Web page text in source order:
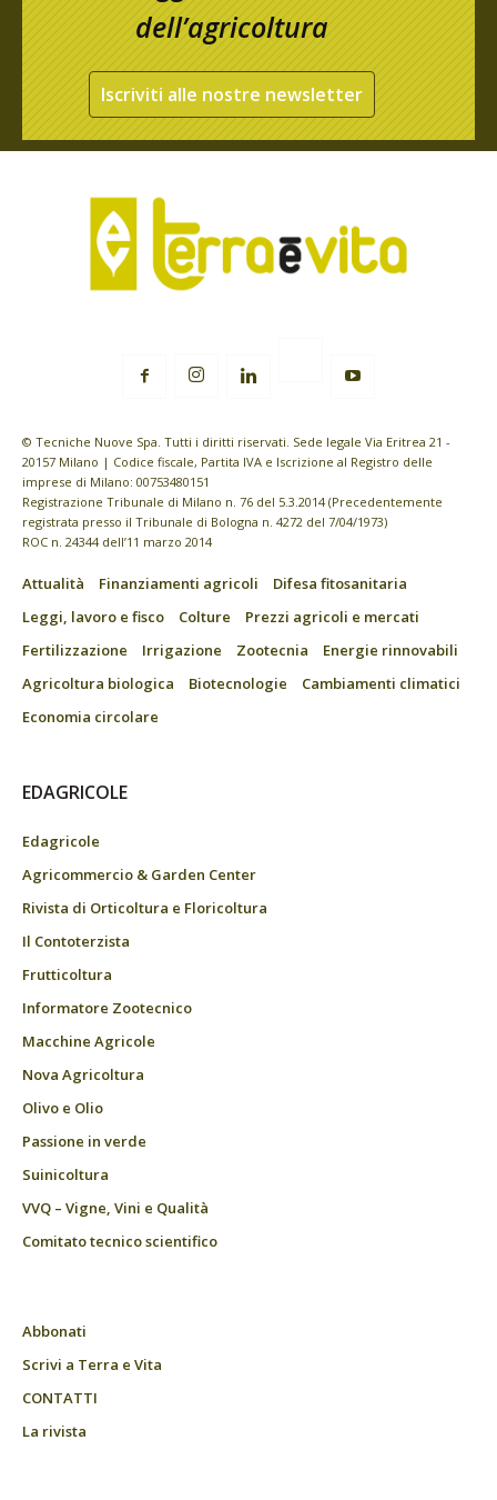
dell’agricoltura
Iscriviti alle nostre newsletter
© Tecniche Nuove Spa. Tutti i diritti riservati. Sede legale Via Eritrea 21 -
20157 Milano | Codice fiscale, Partita IVA e Iscrizione al Registro delle
imprese di Milano: 00753480151
Registrazione Tribunale di Milano n. 76 del 5.3.2014 (Precedentemente
registrata presso il Tribunale di Bologna n. 4272 del 7/04/1973)
ROC n. 24344 dell’11 marzo 2014
Attualità Finanziamenti agricoli
Difesa fitosanitaria
Leggi, lavoro e fisco
Colture
Prezzi agricoli e mercati
Fertilizzazione
Irrigazione Zootecnia
Energie rinnovabili
Agricoltura biologica
Biotecnologie
Cambiamenti climatici
Economia circolare
EDAGRICOLE
Edagricole
Agricommercio & Garden Center
Rivista di Orticoltura e Floricoltura
Il Contoterzista
Frutticoltura
Informatore Zootecnico
Macchine Agricole
Nova Agricoltura
Olivo e Olio
Passione in verde
Suinicoltura
VVQ – Vigne, Vini e Qualità
Comitato tecnico scientifico
Abbonati
Scrivi a Terra e Vita
CONTATTI
La rivista